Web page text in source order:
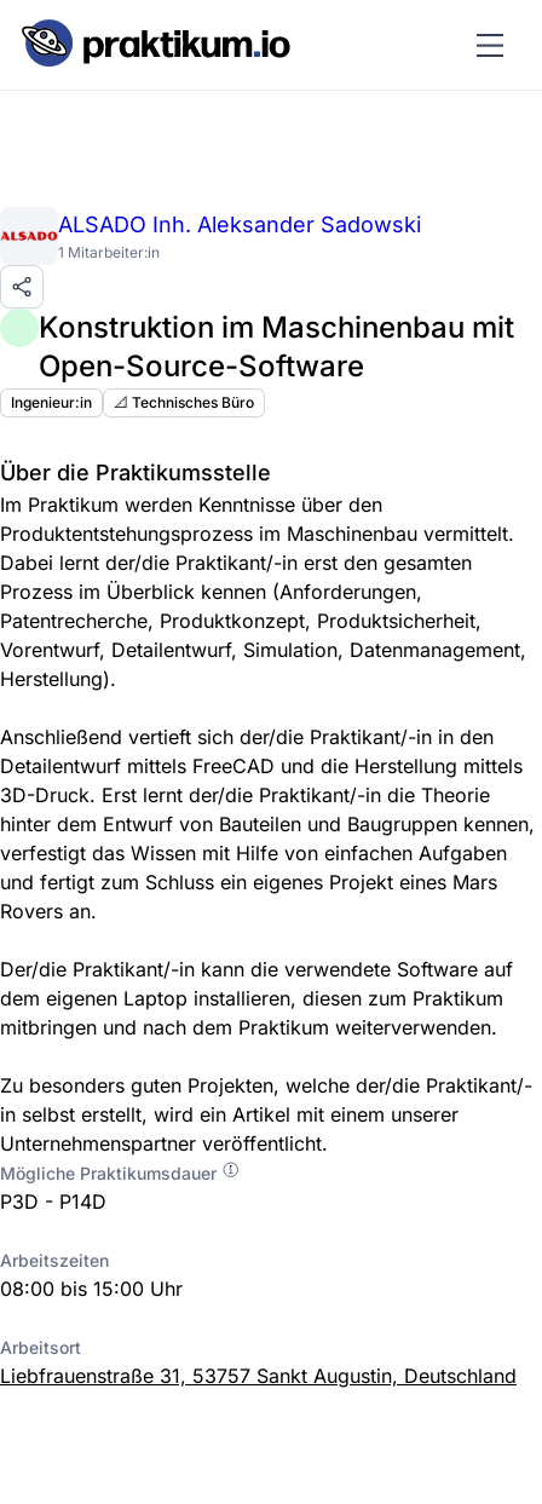
ALSADO Inh. Aleksander Sadowski
1 Mitarbeiter:in
Konstruktion im Maschinenbau mit
Open-Source-Software
Ingenieur:in 📐 Technisches Büro
Über die Praktikumsstelle
Im Praktikum werden Kenntnisse über den
Produktentstehungsprozess im Maschinenbau vermittelt.
Dabei lernt der/die Praktikant/-in erst den gesamten
Prozess im Überblick kennen (Anforderungen,
Patentrecherche, Produktkonzept, Produktsicherheit,
Vorentwurf, Detailentwurf, Simulation, Datenmanagement,
Herstellung).
Anschließend vertieft sich der/die Praktikant/-in in den
Detailentwurf mittels FreeCAD und die Herstellung mittels
3D-Druck. Erst lernt der/die Praktikant/-in die Theorie
hinter dem Entwurf von Bauteilen und Baugruppen kennen,
verfestigt das Wissen mit Hilfe von einfachen Aufgaben
und fertigt zum Schluss ein eigenes Projekt eines Mars
Rovers an.
Der/die Praktikant/-in kann die verwendete Software auf
dem eigenen Laptop installieren, diesen zum Praktikum
mitbringen und nach dem Praktikum weiterverwenden.
Zu besonders guten Projekten, welche der/die Praktikant/-
in selbst erstellt, wird ein Artikel mit einem unserer
Unternehmenspartner veröffentlicht.
Mögliche Praktikumsdauer
P3D - P14D
Arbeitszeiten
08:00 bis 15:00 Uhr
Arbeitsort
Liebfrauenstraße 31, 53757 Sankt Augustin, Deutschland